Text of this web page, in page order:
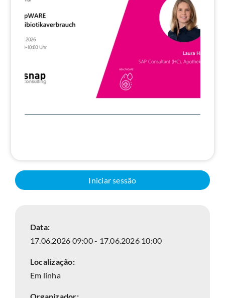
Pesquisa
Iniciar sessão
Data:
17.06.2026 09:00 - 17.06.2026 10:00
Localização:
Em linha
Organizador: